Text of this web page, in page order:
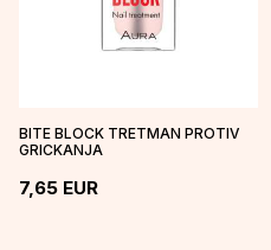
BITE BLOCK TRETMAN PROTIV
GRICKANJA
7,65 EUR